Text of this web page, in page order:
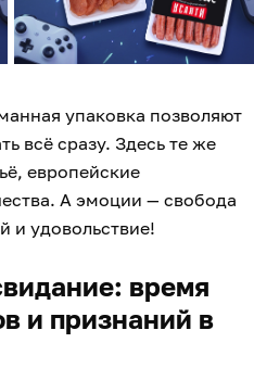
упаковка позволяют
всё сразу. Здесь те же
европейские
А эмоции — свобода
и удовольствие!
время
и признаний в